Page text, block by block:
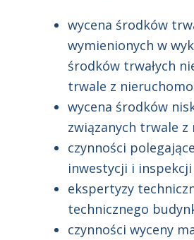
wycena środków
wymienionych w
środków trwałych
trwale z
wycena środków
związanych trwale
czynności
inwestycji i
ekspertyzy
technicznego
czynności wyceny